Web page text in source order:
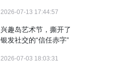
2026-07-13 17:44:57
兴趣岛艺术节，撕开了
银发社交的“信任赤字”
2026-07-03 18:03:31